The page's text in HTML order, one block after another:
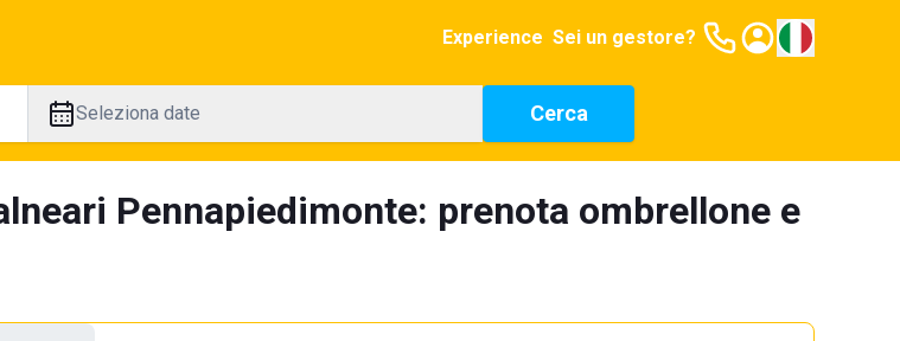
Experience Sei un gestore?
Seleziona date Cerca
Pennapiedimonte: prenota ombrellone e